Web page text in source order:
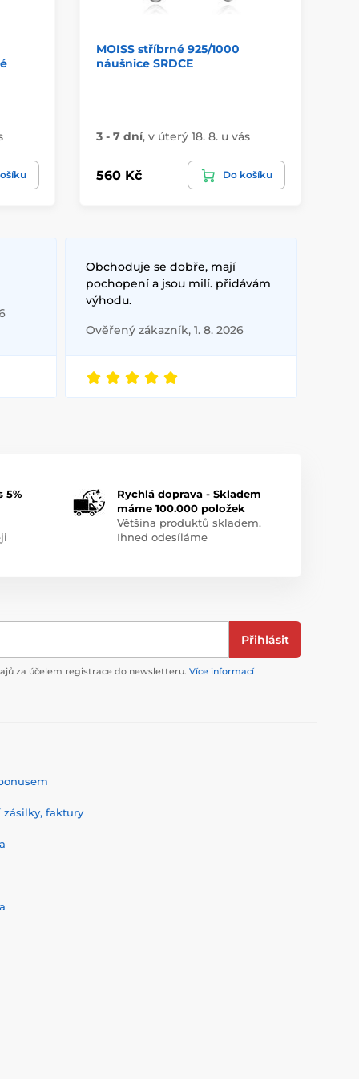
MOISS stříbrné 925/1000
náušnice SRDCE
3 - 7 dní, v úterý 18. 8. u vás
560 Kč Do košíku
Obchoduje se dobře, mají
pochopení a jsou milí. přidávám
výhodu.
Ověřený zákazník, 1. 8. 2026
5%
Rychlá doprava - Skladem
máme 100.000 položek
Většina produktů skladem.
Ihned odesíláme
Přihlásit
za účelem registrace do newsletteru. Více informací
zásilky, faktury